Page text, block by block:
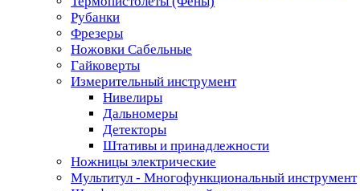
Рубанки
Фрезеры
Ножовки Сабельные
Гайковерты
Измерительный инструмент
Нивелиры
Дальномеры
Детекторы
Штативы и принадлежности
Ножницы электрические
Мультитул - Многофункциональный инструмент